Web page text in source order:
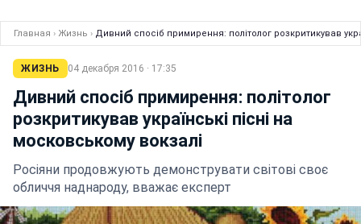
Главная › Жизнь › Дивний спосіб примирення: політолог розкритикував
ЖИЗНЬ 04 декабря 2016 · 17:35
Дивний спосіб примирення: політолог
розкритикував українські пісні на
московському вокзалі
Росіяни продовжують демонструвати світові своє
обличчя наднароду, вважає експерт